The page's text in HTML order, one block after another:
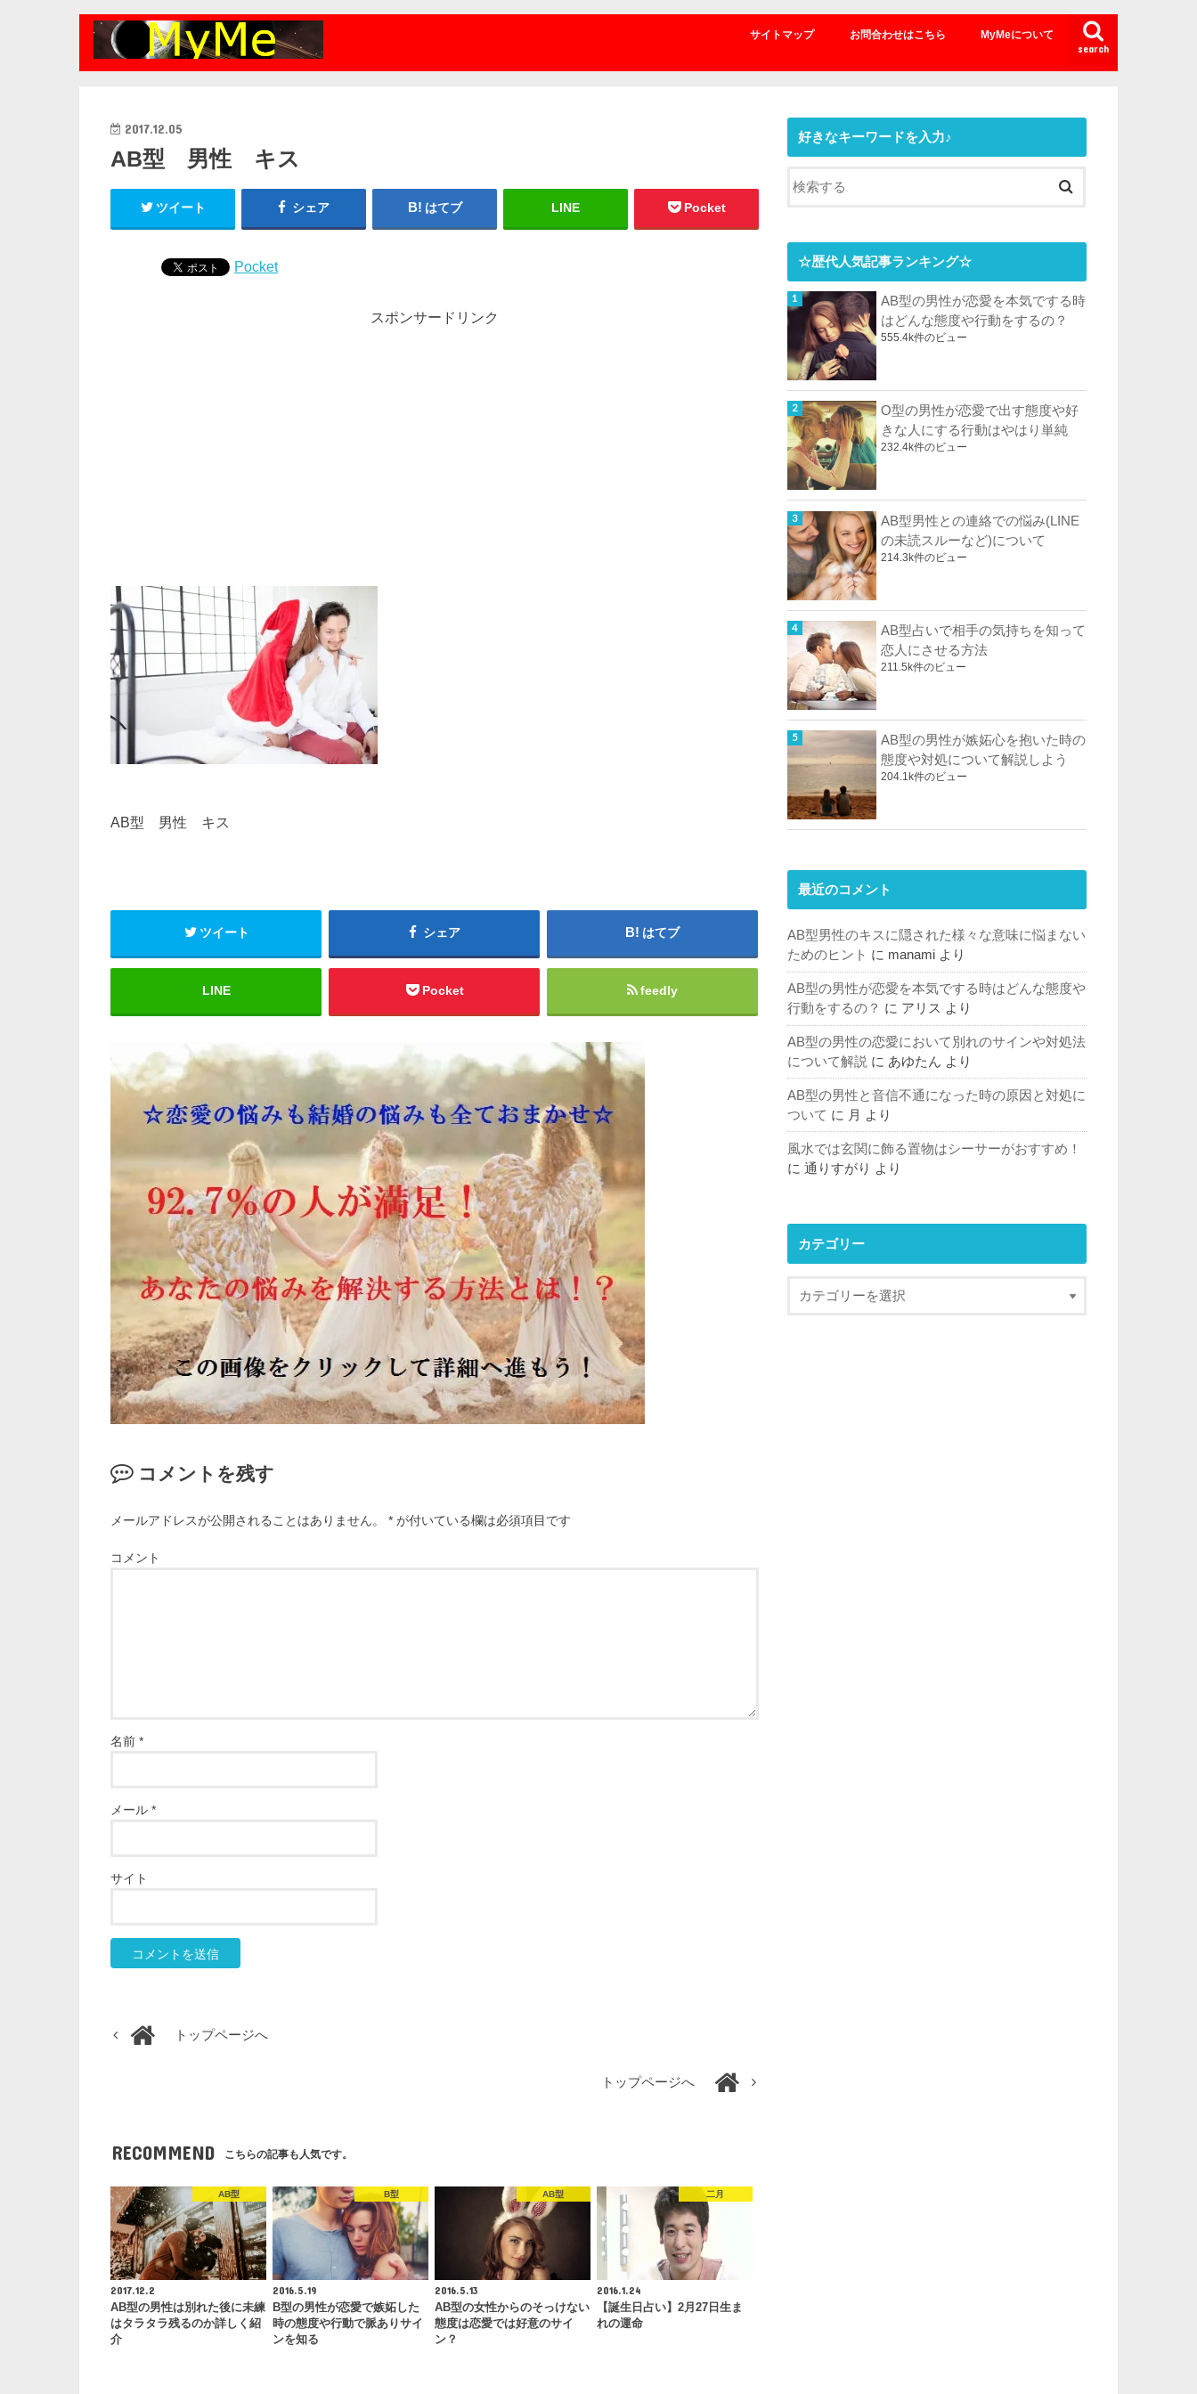
search
サイトマップ お問合わせはこちら MyMeについて
2017.12.05
AB型 男性 キス
ツイート シェア はてブ LINE Pocket
Pocket
スポンサードリンク
AB型 男性 キス
ツイート シェア はてブ
LINE Pocket feedly
コメントを残す
メールアドレスが公開されることはありません。 * が付いている欄は必須項目です
コメント
名前 *
メール *
サイト
トップページへ
トップページへ
RECOMMEND こちらの記事も人気です。
AB型
2017.12.2
AB型の男性は別れた後に未練
はタラタラ残るのか詳しく紹
介
B型
2016.5.19
B型の男性が恋愛で嫉妬した
時の態度や行動で脈ありサイ
ンを知る
AB型
2016.5.13
AB型の女性からのそっけない
態度は恋愛では好意のサイ
ン？
二月
2016.1.24
【誕生日占い】2月27日生ま
れの運命
好きなキーワードを入力♪
☆歴代人気記事ランキング☆
AB型の男性が恋愛を本気でする時
はどんな態度や行動をするの？
555.4k件のビュー
O型の男性が恋愛で出す態度や好
きな人にする行動はやはり単純
232.4k件のビュー
AB型男性との連絡での悩み(LINE
の未読スルーなど)について
214.3k件のビュー
AB型占いで相手の気持ちを知って
恋人にさせる方法
211.5k件のビュー
AB型の男性が嫉妬心を抱いた時の
態度や対処について解説しよう
204.1k件のビュー
最近のコメント
AB型男性のキスに隠された様々な意味に悩まない
ためのヒント に manami より
AB型の男性が恋愛を本気でする時はどんな態度や
行動をするの？ に アリス より
AB型の男性の恋愛において別れのサインや対処法
について解説 に あゆたん より
AB型の男性と音信不通になった時の原因と対処に
ついて に 月 より
風水では玄関に飾る置物はシーサーがおすすめ！
に 通りすがり より
カテゴリー